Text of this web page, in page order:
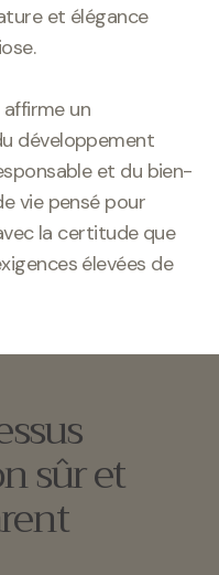
et élégance
un
développement
et du bien-
vie pensé pour
la certitude que
élevées de
sûr et